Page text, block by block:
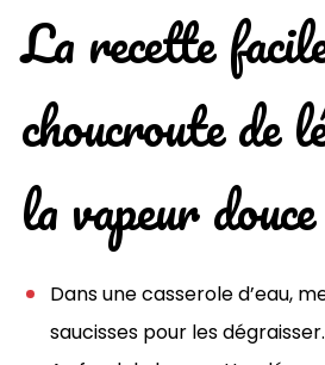
La recette
choucroute de
la vapeur douce
Dans une casserole d’eau,
saucisses pour les dégraisser.